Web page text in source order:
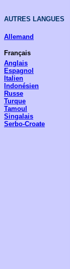
AUTRES LANGUES
Allemand
Français
Anglais
Espagnol
Italien
Indonésien
Russe
Turque
Tamoul
Singalais
Serbo-Croate